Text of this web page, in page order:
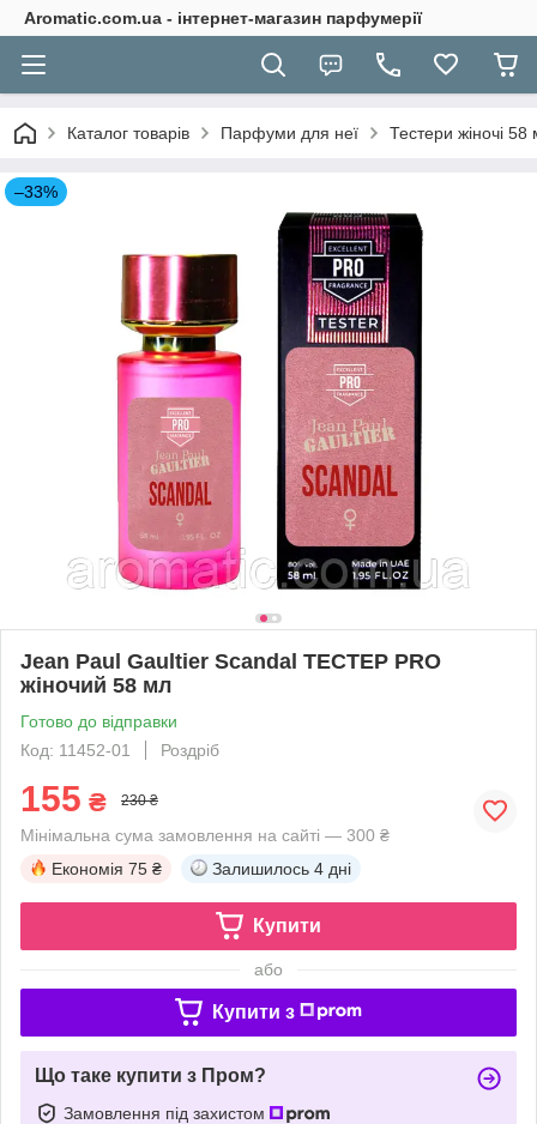
Aromatic.com.ua - інтернет-магазин парфумерії
Каталог товарів Парфуми для неї Тестери жіночі 58
–33%
Jean Paul Gaultier Scandal ТЕСТЕР PRO
жіночий 58 мл
Готово до відправки
Код: 11452-01
Роздріб
155 ₴ 230 ₴
Мінімальна сума замовлення на сайті — 300 ₴
Економія 75 ₴ Залишилось 4 дні
Купити
або
Купити з
Що таке купити з Пром?
Замовлення під захистом